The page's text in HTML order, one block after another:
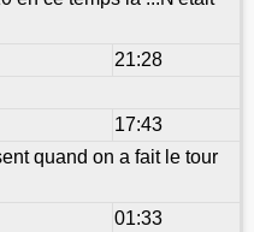
21:28
17:43
quand on a fait le tour
01:33